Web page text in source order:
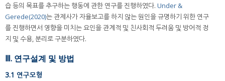
습 등의 목표를 추구하는 행동에 관한 연구를 진행하였다. Under &
Gerede(2020)는 관제사가 자율보고를 하지 않는 원인을 규명하기 위한 연구
를 진행하면서 영향을 미치는 요인을 관계적 및 친사회적 두려움 및 방어적 정
지 및 수용, 분리로 구분하였다.
Ⅲ. 연구설계 및 방법
3.1 연구모형